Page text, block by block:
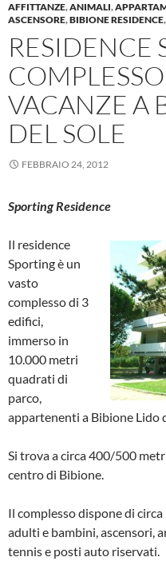
AFFITTANZE,ANIMALI,
ASCENSORE,BIBIONE RESIDENCE,
RESIDENCE
VACANZE A
DEL SOLE
FEBBRAIO 24, 2012
Sporting Residence
Il residence
Sporting è un
vasto
complesso di 3
edifici,
immerso in
10.000 metri
quadrati di
parco,
appartenenti a Bibione Lido
Si trova a circa 400/500
centro di Bibione.
Il complesso dispone di
adulti e bambini, ascensori,
tennis e posti auto riservati.